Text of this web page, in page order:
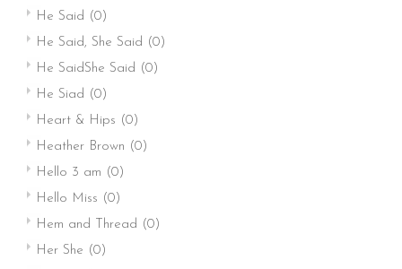
He Said (0)
He Said, She Said (0)
He SaidShe Said (0)
He Siad (0)
Heart & Hips (0)
Heather Brown (0)
Hello 3 am (0)
Hello Miss (0)
Hem and Thread (0)
Her She (0)